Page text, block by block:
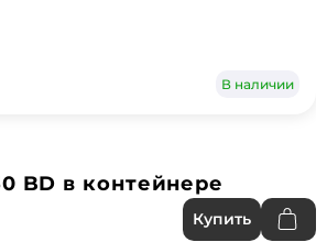
В наличии
BD в контейнере
Купить